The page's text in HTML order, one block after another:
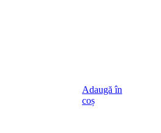
Adaugă în
coș